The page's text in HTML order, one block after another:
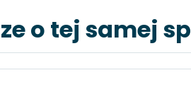
o tej samej